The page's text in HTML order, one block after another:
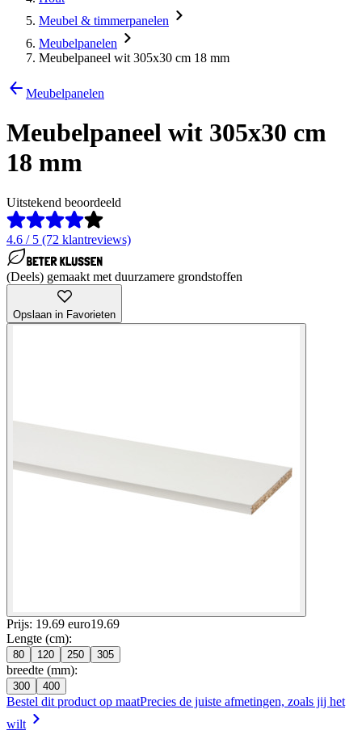
Meubel & timmerpanelen
Meubelpanelen
Meubelpaneel wit 305x30 cm 18 mm
Meubelpanelen
Meubelpaneel wit 305x30 cm
18 mm
Uitstekend beoordeeld
4.6 / 5 (72 klantreviews)
(Deels) gemaakt met duurzamere grondstoffen
Opslaan in Favorieten
Prijs: 19.69 euro19.69
Lengte (cm):
80 120 250 305
breedte (mm):
300 400
Bestel dit product op maatPrecies de juiste afmetingen, zoals jij het
wilt